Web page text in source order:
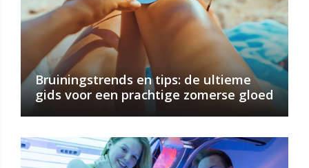
Bruiningstrends en tips: de ultieme
gids voor een prachtige zomerse gloed